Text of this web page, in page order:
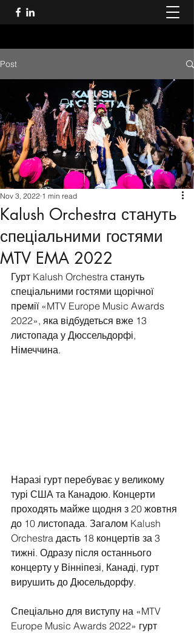
Post
Kalush Orchestra стануть
спеціальними гостями
MTV EMA 2022
Nov 3, 2022 1 min read
Гурт Kalush Orchestra стануть
спеціальними гостями щорічної
премії «MTV Europe Music Awards
2022», яка відбудеться вже 13
листопада у Дюссельдорфі,
Німеччина.
Наразі гурт перебуває у великому
турі США та Канадою. Концерти
проходять майже щодня з 20 жовтня
до 10 листопада. Загалом Kalush
Orchestra дасть 18 концертів за 3
тижні. Одразу після останнього
концерту у Вінніпезі, Канаді, гурт
вирушить до Дюсельдорфу.
Спеціально для виступу на «MTV
Europe Music Awards 2022» гурт